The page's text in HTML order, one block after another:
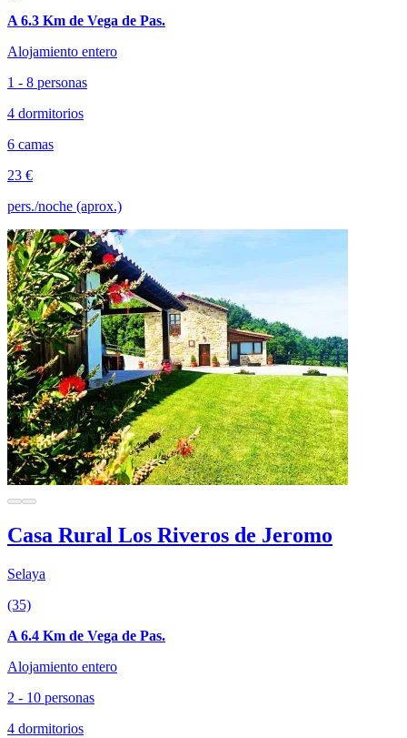
A 6.3 Km de Vega de Pas.
Alojamiento entero
1 - 8 personas
4 dormitorios
6 camas
23 €
pers./noche (aprox.)
Casa Rural Los Riveros de Jeromo
Selaya
(35)
A 6.4 Km de Vega de Pas.
Alojamiento entero
2 - 10 personas
4 dormitorios